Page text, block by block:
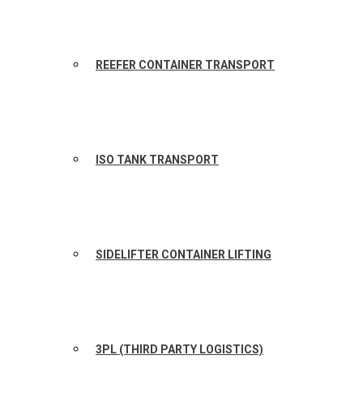
REEFER CONTAINER TRANSPORT
ISO TANK TRANSPORT
SIDELIFTER CONTAINER LIFTING
3PL (THIRD PARTY LOGISTICS)